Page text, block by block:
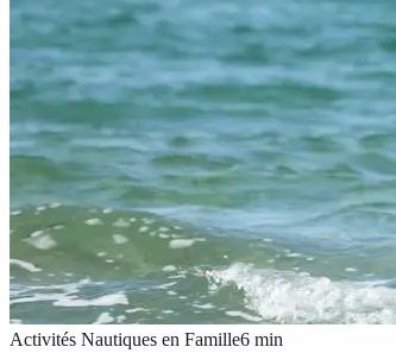
Activités Nautiques en Famille6 min